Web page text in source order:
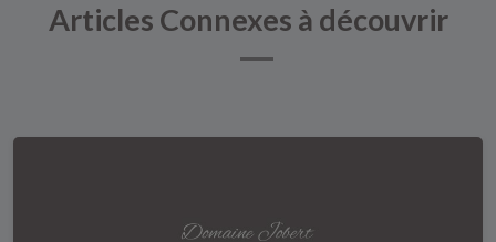
Articles Connexes à découvrir